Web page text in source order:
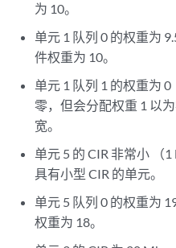
为 10。
单元 1 队列 0 的权重为
件权重为 10。
单元 1 队列 1 的权重为
零，但会分配权重 1 以
宽。
单元 5 的 CIR 非常小 （
具有小型 CIR 的单元。
单元 5 队列 0 的权重为
权重为 18。